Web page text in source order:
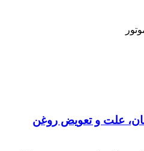
علت و تعویض روغن